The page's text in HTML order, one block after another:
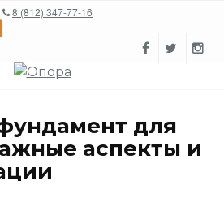
8 (812) 347-77-16
для
аспекты и